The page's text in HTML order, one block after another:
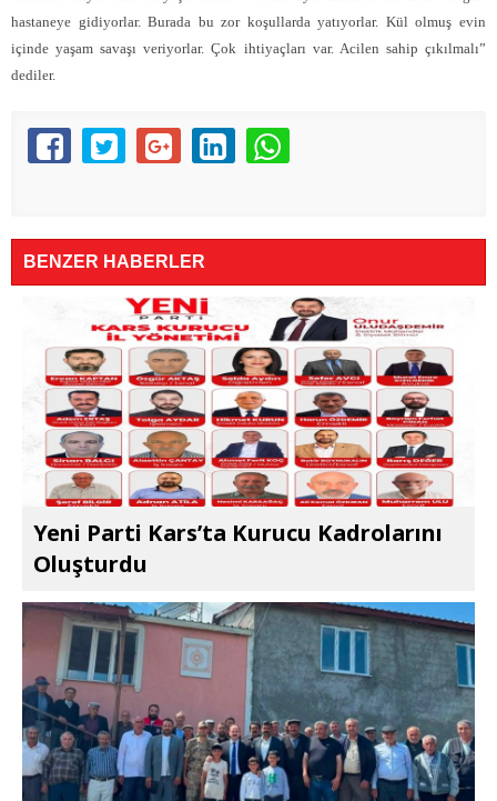
hastaneye gidiyorlar. Burada bu zor koşullarda yatıyorlar. Kül olmuş evin
içinde yaşam savaşı veriyorlar. Çok ihtiyaçları var. Acilen sahip çıkılmalı”
dediler.
BENZER HABERLER
Yeni Parti Kars’ta Kurucu Kadrolarını
Oluşturdu